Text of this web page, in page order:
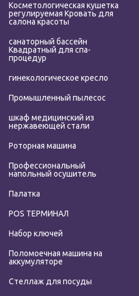
Косметологическая кушетка
регулируемая Кровать для
салона красоты
санаторный бассейн
Квадратный для спа-
процедур
гинекологическое кресло
Промышленный пылесос
шкаф медицинский из
нержавеющей стали
Роторная машина
Профессиональный
напольный осушитель
Палатка
POS ТЕРМИНАЛ
Набор ключей
Поломоечная машина на
аккумуляторе
Стеллаж для посуды